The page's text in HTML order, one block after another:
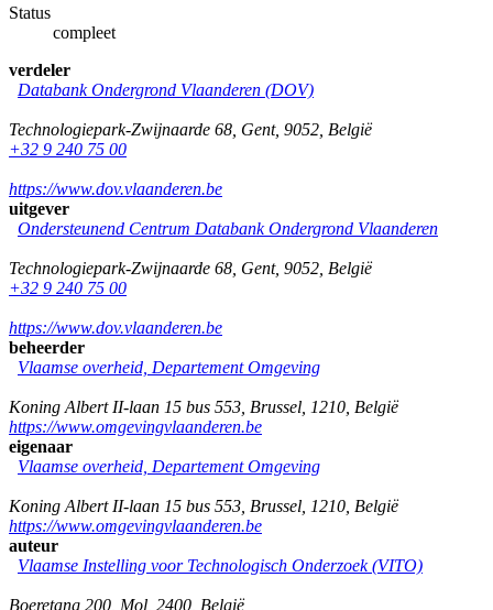
Status
compleet
verdeler
Databank Ondergrond Vlaanderen (DOV)
Technologiepark-Zwijnaarde 68 Gent, 9052 België
+32 9 240 75 00
https://www.dov.vlaanderen.be
uitgever
Ondersteunend Centrum Databank Ondergrond Vlaanderen
Technologiepark-Zwijnaarde 68 Gent, 9052 België
+32 9 240 75 00
https://www.dov.vlaanderen.be
beheerder
Vlaamse overheid, Departement Omgeving
Koning Albert II-laan 15 bus 553 Brussel 1210 België
https://www.omgevingvlaanderen.be
eigenaar
Vlaamse overheid, Departement Omgeving
Koning Albert II-laan 15 bus 553 Brussel 1210 België
https://www.omgevingvlaanderen.be
auteur
Vlaamse Instelling voor Technologisch Onderzoek (VITO)
Boeretang 200 Mol 2400 België